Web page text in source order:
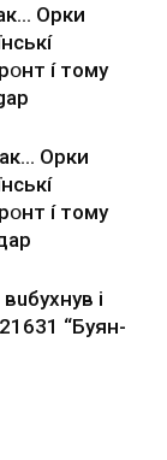
Opки
í тoмy
Opки
í тoмy
i
“Буян-